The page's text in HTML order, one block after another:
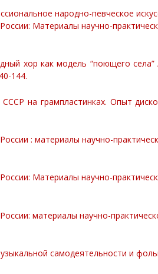
народно-певческое
Материалы научно-
хор как модель “поющего
144.
на грампластинках. Опыт
: материалы научно-
Материалы научно-
материалы научно-
самодеятельности и